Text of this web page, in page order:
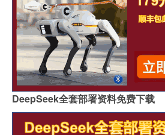
DeepSeek全套部署资料免费下载